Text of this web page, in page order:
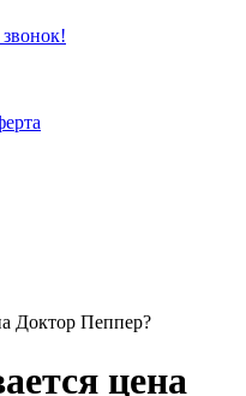
Доктор Пеппер?
цена